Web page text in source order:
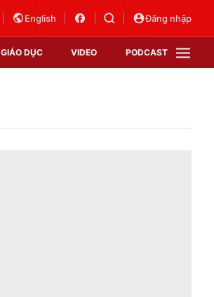
English Đăng nhập
GIÁO DỤC VIDEO PODCAST
VTV Sức khoẻ